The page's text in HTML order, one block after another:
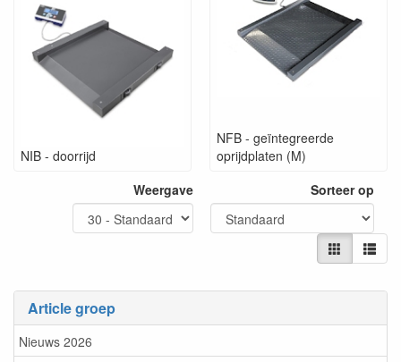
Article groep
Nieuws 2026
NIB - doorrijd
NFB - geïntegreerde
oprijdplaten (M)
Weergave
Sorteer op